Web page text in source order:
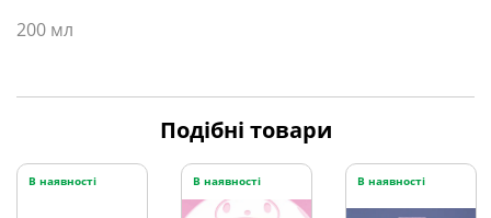
200 мл
Подібні товари
В наявності В наявності В наявності